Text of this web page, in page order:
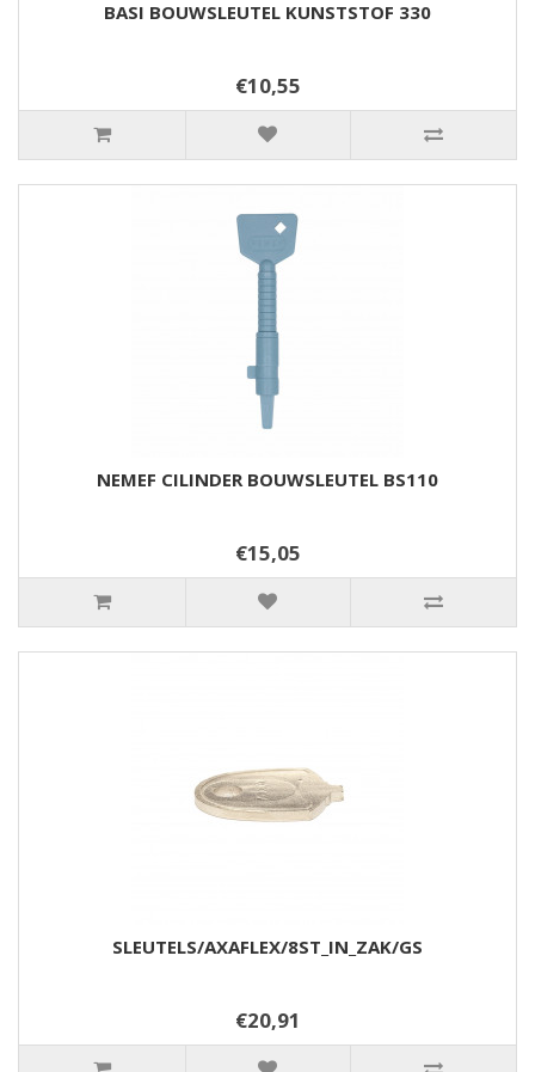
BASI BOUWSLEUTEL KUNSTSTOF 330
€10,55
NEMEF CILINDER BOUWSLEUTEL BS110
€15,05
SLEUTELS/AXAFLEX/8ST_IN_ZAK/GS
€20,91